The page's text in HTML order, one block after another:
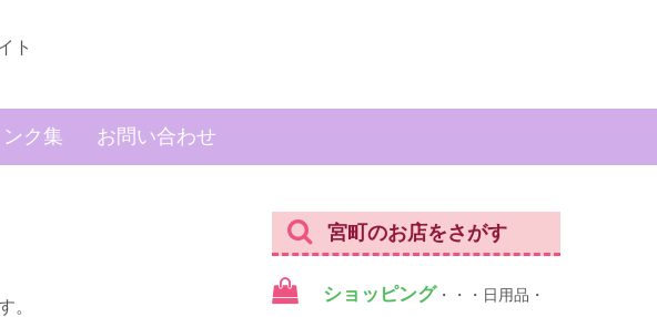
ト
ンク集 お問い合わせ
います。
宮町のお店をさがす
ショッピング ・・・日用品・